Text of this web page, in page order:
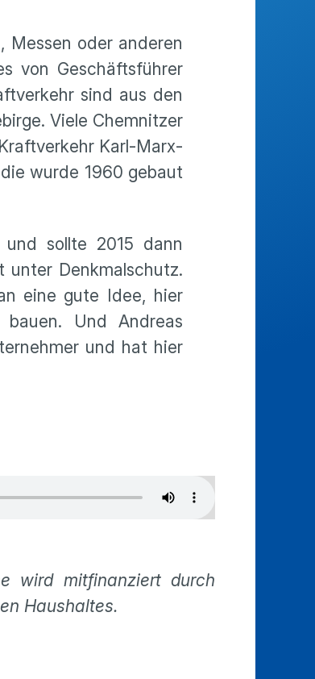
Messen oder anderen
von Geschäftsführer
sind aus den
Viele Chemnitzer
Karl-Marx-
wurde 1960 gebaut
sollte 2015 dann
unter Denkmalschutz.
eine gute Idee, hier
Und Andreas
und hat hier
wird mitfinanziert durch
Haushaltes.